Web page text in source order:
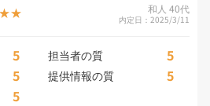
和人 40代
内定日：2025/3/11
5 担当者の質 5
5 提供情報の質 5
5